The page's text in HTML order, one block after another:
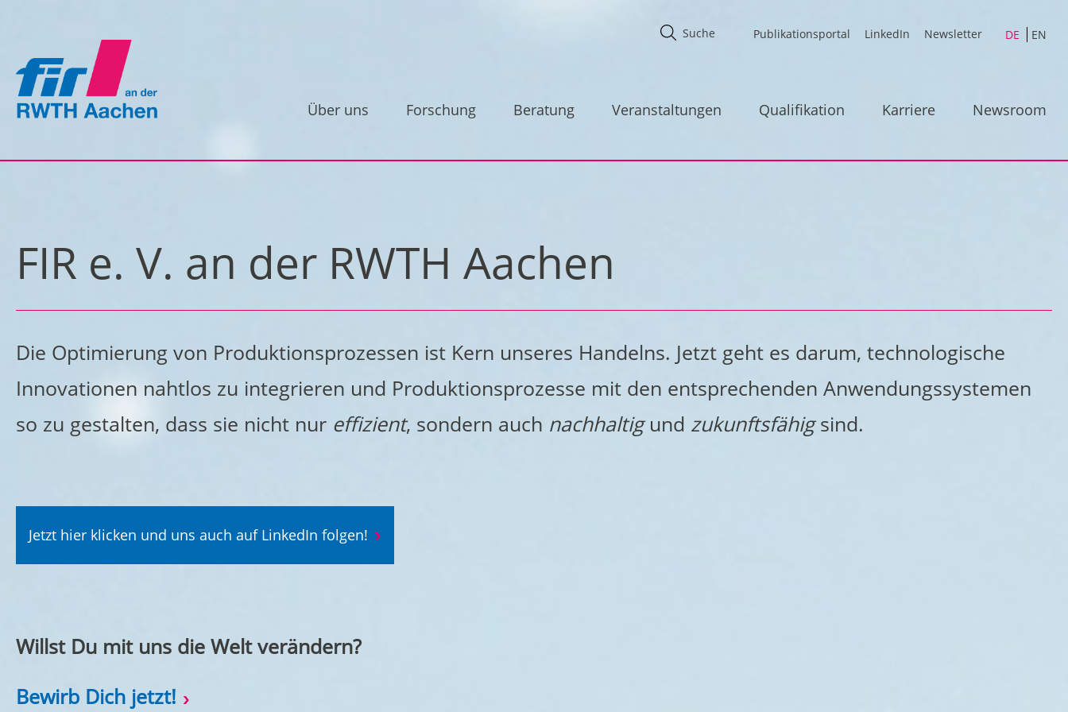
Publikationsportal LinkedIn Newsletter DE EN
Über uns Forschung Beratung Veranstaltungen Qualifikation Karriere Newsroom
FIR e. V. an der RWTH Aachen
Die Optimierung von Produktionsprozessen ist Kern unseres Handelns. Jetzt geht es darum, technologische
Innovationen nahtlos zu integrieren und Produktionsprozesse mit den entsprechenden Anwendungssystemen
so zu gestalten, dass sie nicht nur effizient, sondern auch nachhaltigund zukunftsfähigsind.
Jetzt hier klicken und uns auch auf LinkedIn folgen!
Willst Du mit uns die Welt verändern?
Bewirb Dich jetzt!